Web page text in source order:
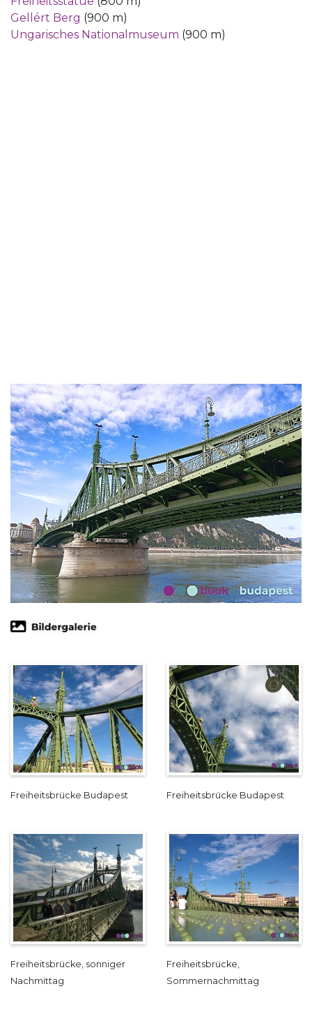
Gellért Berg (900 m)
Ungarisches Nationalmuseum (900 m)
Freiheitsbrücke Budapest Freiheitsbrücke Budapest
Freiheitsbrücke, sonniger
Nachmittag
Freiheitsbrücke,
Sommernachmittag